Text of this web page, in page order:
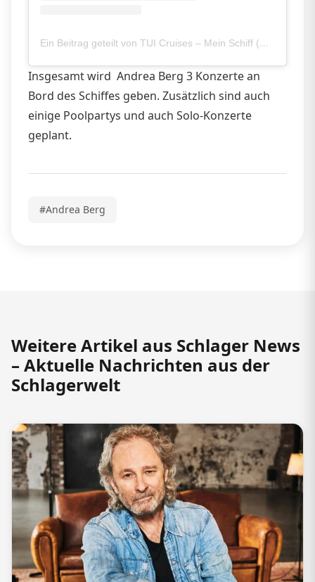
Ein Beitrag geteilt von TUI Cruises – Mein Schiff (@meinschiffofficial)
Insgesamt wird Andrea Berg 3 Konzerte an
Bord des Schiffes geben. Zusätzlich sind auch
einige Poolpartys und auch Solo-Konzerte
geplant.
#Andrea Berg
Weitere Artikel aus Schlager News
– Aktuelle Nachrichten aus der
Schlagerwelt